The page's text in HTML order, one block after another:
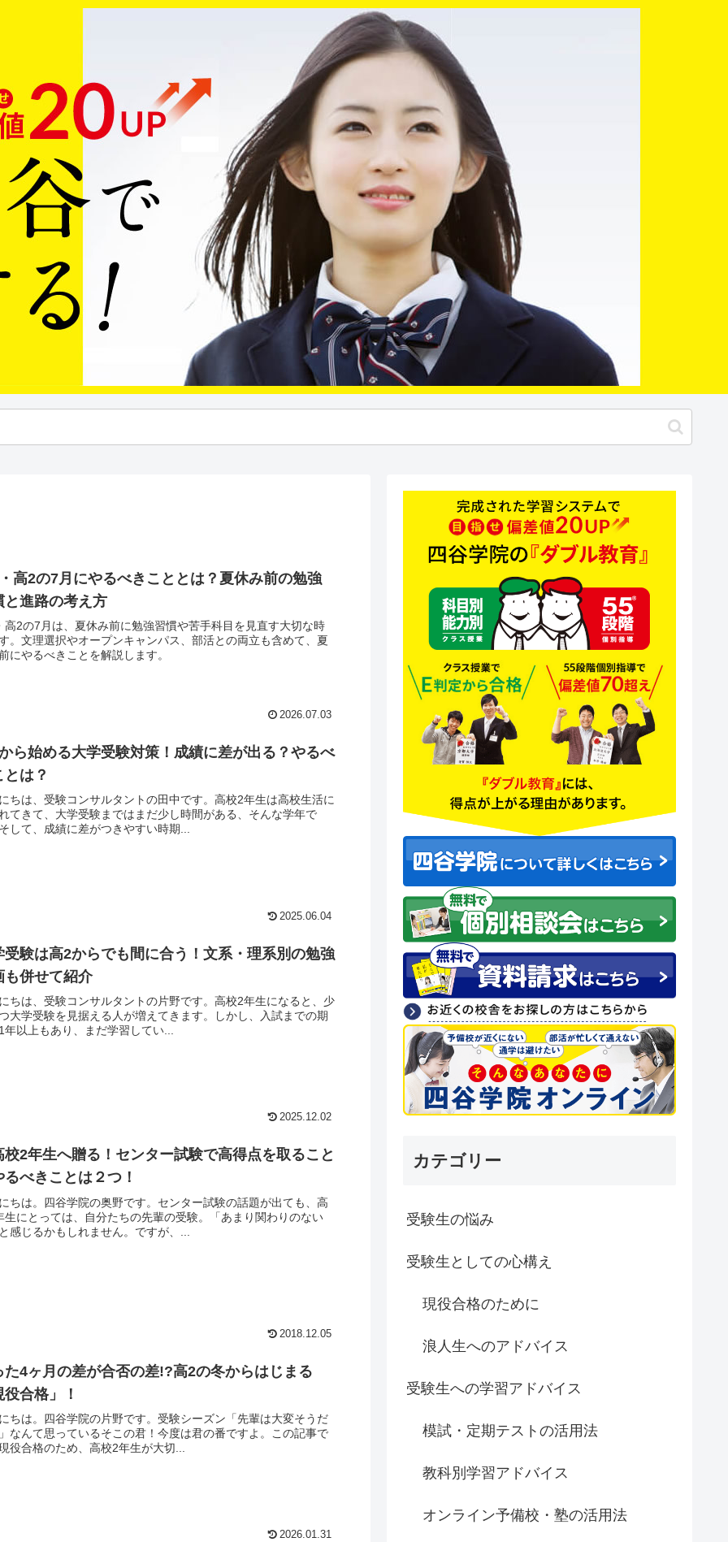
高2の7月にやるべきこととは？夏休み前の勉強
と進路の考え方
高2の7月は、夏休み前に勉強習慣や苦手科目を見直す大切な時
。文理選択やオープンキャンパス、部活との両立も含めて、夏
にやるべきことを解説します。
2026.07.03
ら始める大学受験対策！成績に差が出る？やるべ
とは？
ちは、受験コンサルタントの田中です。高校2年生は高校生活に
てきて、大学受験まではまだ少し時間がある、そんな学年で
して、成績に差がつきやすい時期...
2025.06.04
受験は高2からでも間に合う！文系・理系別の勉強
も併せて紹介
ちは、受験コンサルタントの片野です。高校2年生になると、少
大学受験を見据える人が増えてきます。しかし、入試までの期
年以上もあり、まだ学習してい...
2025.12.02
校2年生へ贈る！センター試験で高得点を取ること
るべきことは２つ！
ちは。四谷学院の奥野です。センター試験の話題が出ても、高
生にとっては、自分たちの先輩の受験。「あまり関わりのない
感じるかもしれません。ですが、...
2018.12.05
た4ヶ月の差が合否の差!?高2の冬からはじまる
役合格」！
ちは。四谷学院の片野です。受験シーズン「先輩は大変そうだ
なんて思っているそこの君！今度は君の番ですよ。この記事で
役合格のため、高校2年生が大切...
2026.01.31
カテゴリー
受験生の悩み
受験生としての心構え
現役合格のために
浪人生へのアドバイス
受験生への学習アドバイス
模試・定期テストの活用法
教科別学習アドバイス
オンライン予備校・塾の活用法